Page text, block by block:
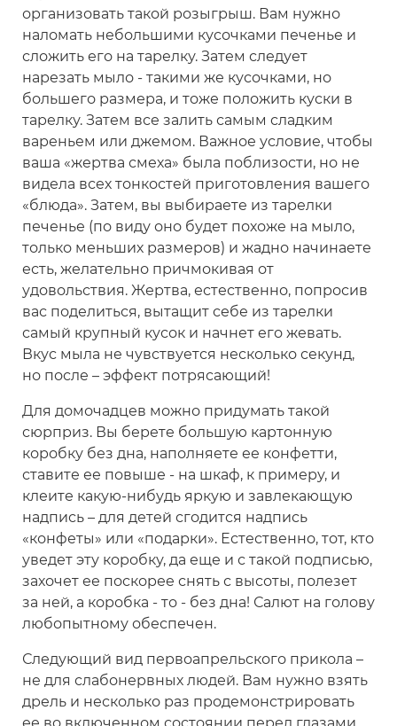
организовать такой розыгрыш. Вам нужно
наломать небольшими кусочками печенье и
сложить его на тарелку. Затем следует
нарезать мыло - такими же кусочками, но
большего размера, и тоже положить куски в
тарелку. Затем все залить самым сладким
вареньем или джемом. Важное условие, чтобы
ваша «жертва смеха» была поблизости, но не
видела всех тонкостей приготовления вашего
«блюда». Затем, вы выбираете из тарелки
печенье (по виду оно будет похоже на мыло,
только меньших размеров) и жадно начинаете
есть, желательно причмокивая от
удовольствия. Жертва, естественно, попросив
вас поделиться, вытащит себе из тарелки
самый крупный кусок и начнет его жевать.
Вкус мыла не чувствуется несколько секунд,
но после – эффект потрясающий!
Для домочадцев можно придумать такой
сюрприз. Вы берете большую картонную
коробку без дна, наполняете ее конфетти,
ставите ее повыше - на шкаф, к примеру, и
клеите какую-нибудь яркую и завлекающую
надпись – для детей сгодится надпись
«конфеты» или «подарки». Естественно, тот, кто
уведет эту коробку, да еще и с такой подписью,
захочет ее поскорее снять с высоты, полезет
за ней, а коробка - то - без дна! Салют на голову
любопытному обеспечен.
Следующий вид первоапрельского прикола –
не для слабонервных людей. Вам нужно взять
дрель и несколько раз продемонстрировать